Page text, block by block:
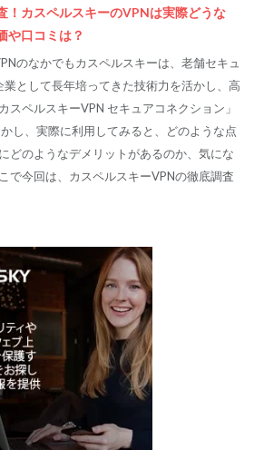
！カスペルスキーのVPNは実際どうな
や口コミは？
のなかでもカスペルスキーは、老舗セキュ
業として長年培ってきた技術力を活かし、高
スペルスキーVPN セキュアコネクション」
し、実際に利用してみると、どのような点
どのようなデメリットがあるのか、気にな
で今回は、カスペルスキーVPNの徹底調査